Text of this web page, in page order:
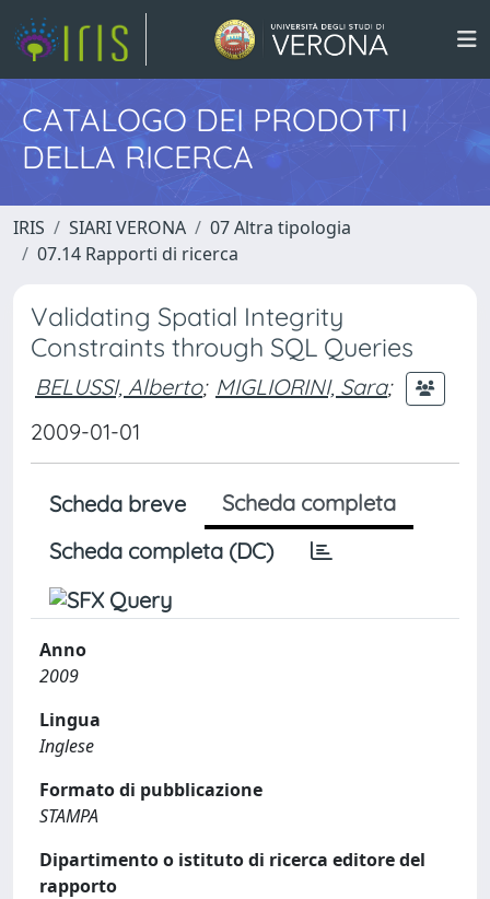
CATALOGO DEI PRODOTTI
DELLA RICERCA
IRIS SIARI VERONA
07 Altra tipologia
07.14 Rapporti di ricerca
Validating Spatial Integrity
Constraints through SQL Queries
BELUSSI, Alberto; MIGLIORINI, Sara;
2009-01-01
Scheda breve
Scheda completa
Scheda completa (DC)
Anno
2009
Lingua
Inglese
Formato di pubblicazione
STAMPA
Dipartimento o istituto di ricerca editore del
rapporto